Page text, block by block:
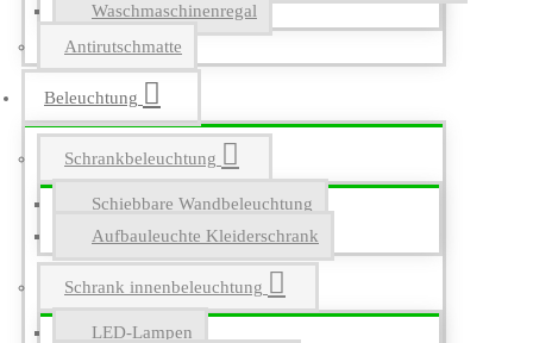
Waschmaschinenregal
Antirutschmatte
Beleuchtung
Schrankbeleuchtung
Schiebbare Wandbeleuchtung
Aufbauleuchte Kleiderschrank
Schrank innenbeleuchtung
LED-Lampen